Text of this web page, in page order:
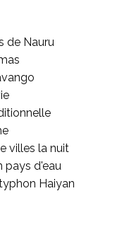
de Nauru
villes la nuit
pays d'eau
Haiyan